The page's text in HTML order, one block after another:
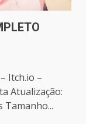
Itch.io –
Atualização:
Tamanho...